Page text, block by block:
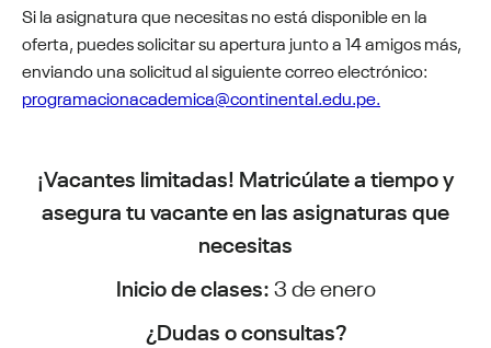
Si la asignatura que necesitas no está disponible en la
oferta, puedes solicitar su apertura junto a 14 amigos más,
enviando una solicitud al siguiente correo electrónico:
programacionacademica@continental.edu.pe.
¡Vacantes limitadas! Matricúlate a tiempo y
aseguratu vacante en las asignaturas que
necesitas
Inicio de clases:3 de enero
¿Dudas o consultas?